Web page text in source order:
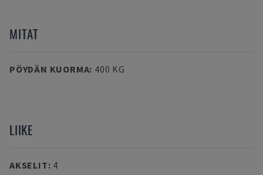
MITAT
PÖYDÄN KUORMA: 400 KG
LIIKE
AKSELIT: 4